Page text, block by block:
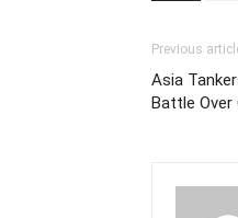
Previous
Asia
Battle Over